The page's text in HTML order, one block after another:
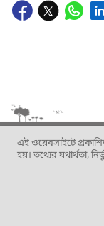
এই ওয়েবসাইটে
হয়। তথ্যের যথার্থতা,